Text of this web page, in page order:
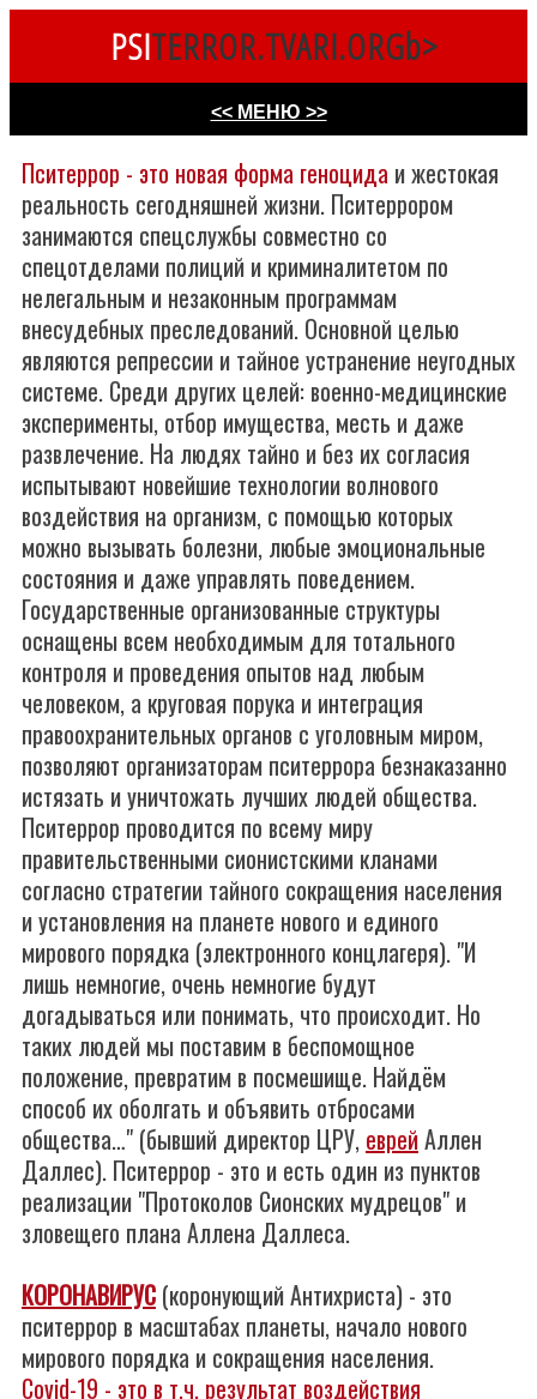
PSITERROR.TVARI.ORGb>
<< МЕНЮ >>
Пситеррор - это новая форма геноцида и жестокая
реальность сегодняшней жизни. Пситеррором
занимаются спецслужбы совместно со
спецотделами полиций и криминалитетом по
нелегальным и незаконным программам
внесудебных преследований. Основной целью
являются репрессии и тайное устранение неугодных
системе. Среди других целей: военно-медицинские
эксперименты, отбор имущества, месть и даже
развлечение. На людях тайно и без их согласия
испытывают новейшие технологии волнового
воздействия на организм, с помощью которых
можно вызывать болезни, любые эмоциональные
состояния и даже управлять поведением.
Государственные организованные структуры
оснащены всем необходимым для тотального
контроля и проведения опытов над любым
человеком, а круговая порука и интеграция
правоохранительных органов с уголовным миром,
позволяют организаторам пситеррора безнаказанно
истязать и уничтожать лучших людей общества.
Пситеррор проводится по всему миру
правительственными сионистскими кланами
согласно стратегии тайного сокращения населения
и установления на планете нового и единого
мирового порядка (электронного концлагеря). "И
лишь немногие, очень немногие будут
догадываться или понимать, что происходит. Но
таких людей мы поставим в беспомощное
положение, превратим в посмешище. Найдём
способ их оболгать и объявить отбросами
общества…" (бывший директор ЦРУ, еврейАллен
Даллес). Пситеррор - это и есть один из пунктов
реализации "Протоколов Сионских мудрецов" и
зловещего плана Аллена Даллеса.
КОРОНАВИРУС (коронующий Антихриста) - это
пситеррор в масштабах планеты, начало нового
мирового порядка и сокращения населения.
Covid-19 - это в т.ч. результат воздействия